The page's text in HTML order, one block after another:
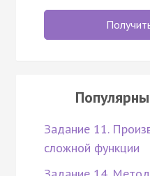
Задание 11.
сложной функции